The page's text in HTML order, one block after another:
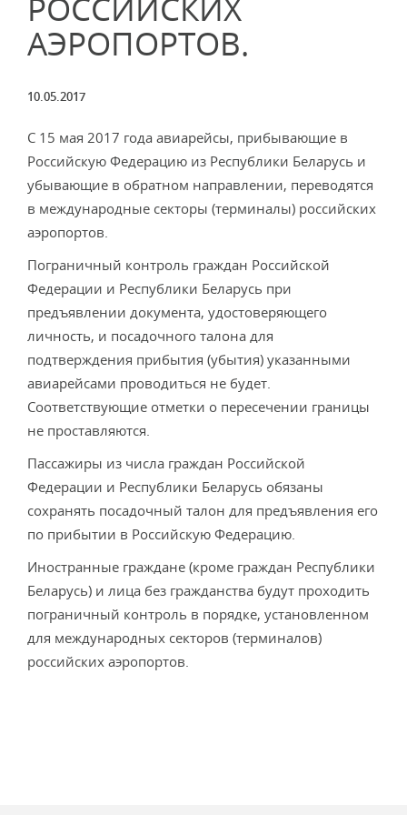
РОССИЙСКИХ
АЭРОПОРТОВ.
10.05.2017
С 15 мая 2017 года авиарейсы, прибывающие в
Российскую Федерацию из Республики Беларусь и
убывающие в обратном направлении, переводятся
в международные секторы (терминалы) российских
аэропортов.
Пограничный контроль граждан Российской
Федерации и Республики Беларусь при
предъявлении документа, удостоверяющего
личность, и посадочного талона для
подтверждения прибытия (убытия) указанными
авиарейсами проводиться не будет.
Соответствующие отметки о пересечении границы
не проставляются.
Пассажиры из числа граждан Российской
Федерации и Республики Беларусь обязаны
сохранять посадочный талон для предъявления его
по прибытии в Российскую Федерацию.
Иностранные граждане (кроме граждан Республики
Беларусь) и лица без гражданства будут проходить
пограничный контроль в порядке, установленном
для международных секторов (терминалов)
российских аэропортов.